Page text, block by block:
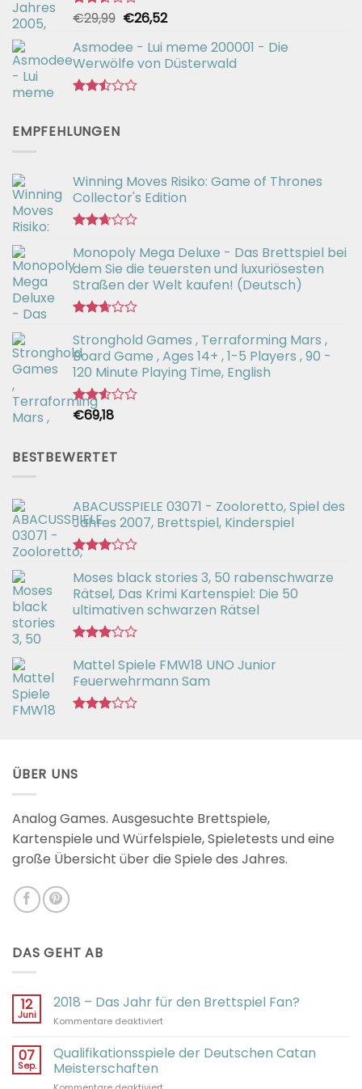
Bewertet
2.54
von 5
€29,99 Ursprünglicher
war:
€29,99
€26,52Aktueller
ist:
€26,52.
Asmodee - Lui meme 200001 - Die
Werwölfe von Düsterwald
2.49
EMPFEHLUNGEN
Winning Moves Risiko: Game of Thrones
Collector's Edition
mit
2.66
von 5
Monopoly Mega Deluxe - Das Brettspiel bei
dem Sie die teuersten und luxuriösesten
Straßen der Welt kaufen! (Deutsch)
mit
2.64
von 5
Stronghold Games , Terraforming Mars ,
Board Game , Ages 14+ , 1-5 Players , 90 -
120 Minute Playing Time, English
Bewertet
von 5
€69,18
BESTBEWERTET
ABACUSSPIELE 03071 - Zooloretto, Spiel des
Jahres 2007, Brettspiel, Kinderspiel
mit
3.02
von 5
Moses black stories 3, 50 rabenschwarze
Rätsel, Das Krimi Kartenspiel: Die 50
ultimativen schwarzen Rätsel
mit
3.00
von 5
Mattel Spiele FMW18 UNO Junior
Feuerwehrmann Sam
ÜBER UNS
Analog Games. Ausgesuchte Brettspiele,
Kartenspiele und Würfelspiele, Spieletests und eine
große Übersicht über die Spiele des Jahres.
DAS GEHT AB
12
Juni
2018 – Das Jahr für den Brettspiel Fan?
Kommentare deaktiviertfür
–
Das
07
Sep.
Qualifikationsspiele der Deutschen Catan
Meisterschaften